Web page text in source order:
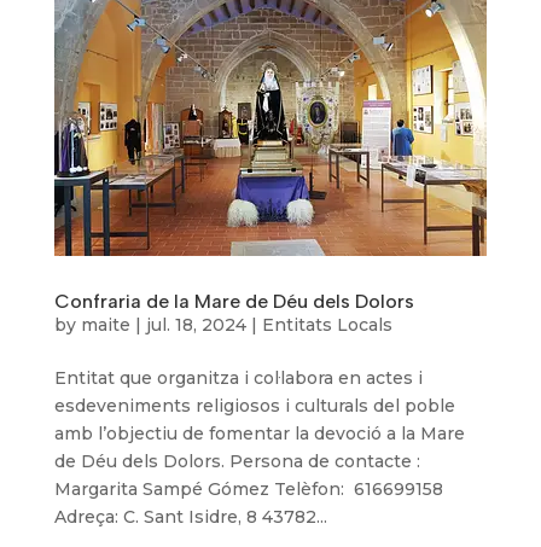
Confraria de la Mare de Déu dels Dolors
by maite jul. 18, 2024| Entitats Locals
Entitat que organitza i col·labora en actes i
esdeveniments religiosos i culturals del poble
amb l’objectiu de fomentar la devoció a la Mare
de Déu dels Dolors. Persona de contacte :
Margarita Sampé Gómez Telèfon: 616699158
Adreça: C. Sant Isidre, 8 43782...